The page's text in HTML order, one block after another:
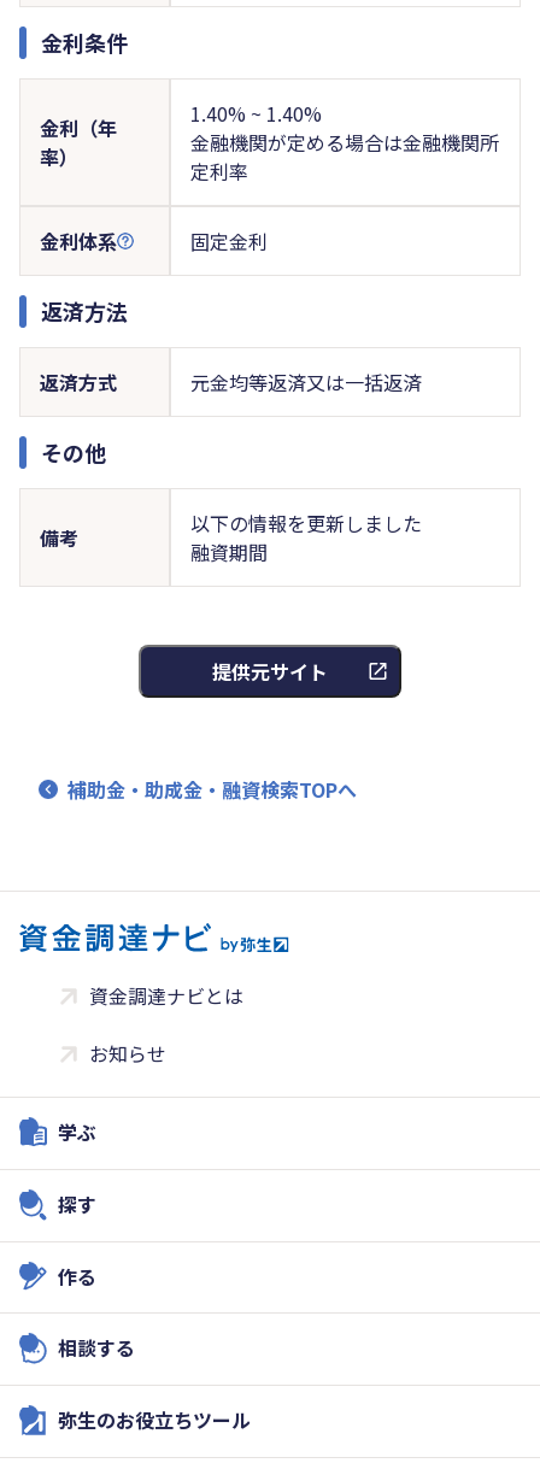
金利条件
金利（年
率）
1.40% ~ 1.40%
金融機関が定める場合は金融機関所
定利率
金利体系 固定金利
返済方法
返済方式 元金均等返済又は一括返済
その他
備考
以下の情報を更新しました
融資期間
提供元サイト
補助金・助成金・融資検索TOPへ
資金調達ナビとは
お知らせ
学ぶ
探す
作る
相談する
弥生のお役立ちツール